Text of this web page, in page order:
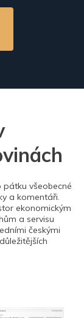
všeobecné
a komentáři.
ekonomickým
a servisu
českými